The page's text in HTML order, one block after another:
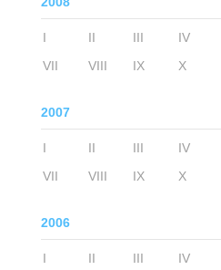
I II III IV
VII
VIII IX X
2007
I II III IV
VII
VIII IX X
2006
I II III IV